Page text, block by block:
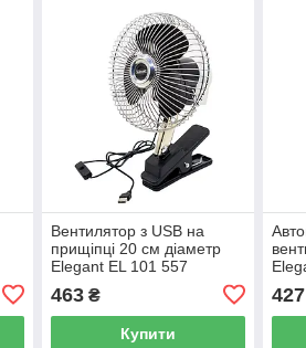
Вентилятор з USB на
прищіпці 20 см діаметр
Elegant EL 101 557
463₴
Купити
427